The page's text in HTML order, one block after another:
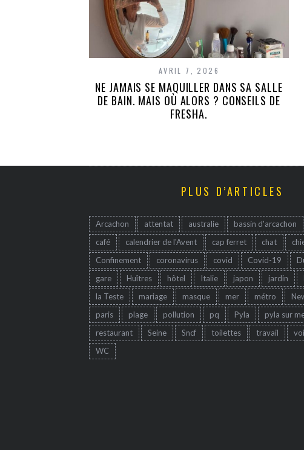
AVRIL 7, 2026
NE JAMAIS SE MAQUILLER DANS SA SALLE
DE BAIN. MAIS OÙ ALORS ? CONSEILS DE
FRESHA.
PLUS D’ARTICLES
Arcachon attentat australie bassin d'arcachon
café
calendrier de l'Avent cap ferret chat
Confinement
coronavirus covid Covid-19
gare
Huîtres hôtel Italie japon jardin
la Teste
mariage masque mer métro
paris
plage pollution pq Pyla pyla sur
restaurant
Seine Sncf toilettes travail
WC